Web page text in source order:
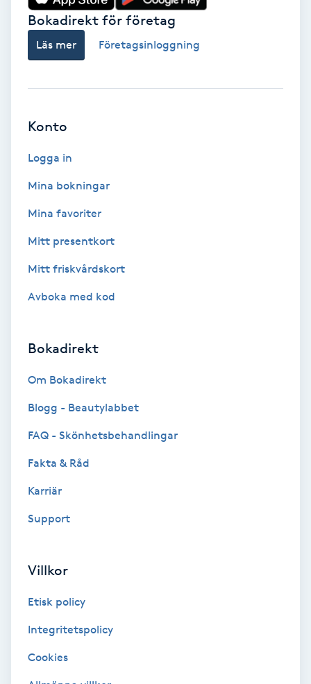
Sugaring
Svensk massage
Svettbehandling
Taktil massage
Tandblekning
Tatuering
Terapi
Thaimassage
Torr hårbotten
Triggerpunktsmassage
Trådning
Bokadirekt för företag
Läs mer Företagsinloggning
Konto
Logga in
Mina bokningar
Mina favoriter
Mitt presentkort
Mitt friskvårdskort
Avboka med kod
Bokadirekt
Om Bokadirekt
Blogg - Beautylabbet
FAQ - Skönhetsbehandlingar
Fakta & Råd
Karriär
Support
Villkor
Etisk policy
Integritetspolicy
Cookies